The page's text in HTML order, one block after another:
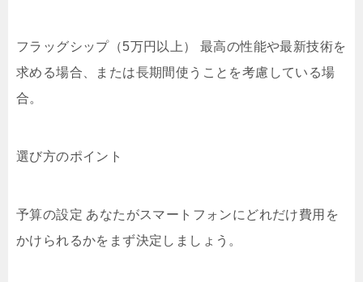
フラッグシップ（5万円以上） 最高の性能や最新技術を
求める場合、または長期間使うことを考慮している場
合。
選び方のポイント
予算の設定 あなたがスマートフォンにどれだけ費用を
かけられるかをまず決定しましょう。